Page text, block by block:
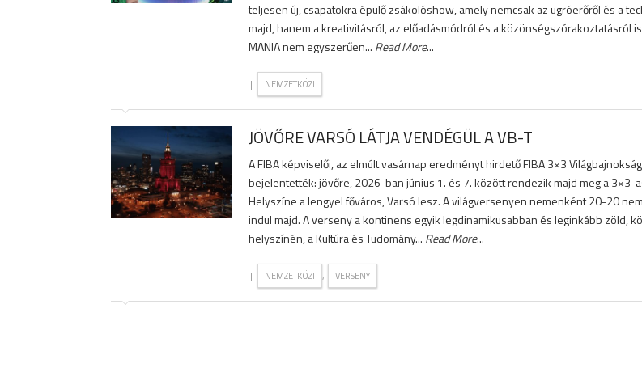
teljesen új, csapatokra épülő zsákolóshow, amely nemcsak az ugróerőről és a
majd, hanem a kreativitásról, az előadásmódról és a közönségszórakoztatásról
MANIA nem egyszerűen... Read More...
| NEMZETKÖZI
JÖVŐRE VARSÓ LÁTJA VENDÉGÜL A VB-T
A FIBA képviselői, az elmúlt vasárnap eredményt hirdető FIBA 3×3
bejelentették: jövőre, 2026-ban június 1. és 7. között rendezik majd meg a 3×3-
Helyszíne a lengyel főváros, Varsó lesz. A világversenyen nemenként 20-20
indul majd. A verseny a kontinens egyik legdinamikusabban és leginkább zöld,
helyszínén, a Kultúra és Tudomány... Read More...
| NEMZETKÖZI , VERSENY